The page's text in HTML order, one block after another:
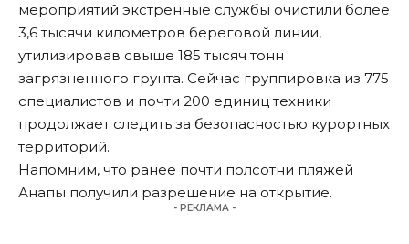
мероприятий экстренные службы очистили более
3,6 тысячи километров береговой линии,
утилизировав свыше 185 тысяч тонн
загрязненного грунта. Сейчас группировка из 775
специалистов и почти 200 единиц техники
продолжает следить за безопасностью курортных
территорий.
Напомним, что ранее почти полсотни пляжей
Анапы получили разрешение на открытие.
- РЕКЛАМА -